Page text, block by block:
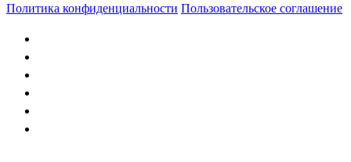
Политика конфиденциальности Пользовательское соглашение